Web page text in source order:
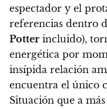
espectador y el
referencias dentro
Potter incluido),
energética por
insípida relación
encuentra el único
Situación que a